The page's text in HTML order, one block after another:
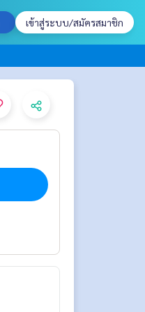
เข้าสู่ระบบ/สมัครสมาชิก